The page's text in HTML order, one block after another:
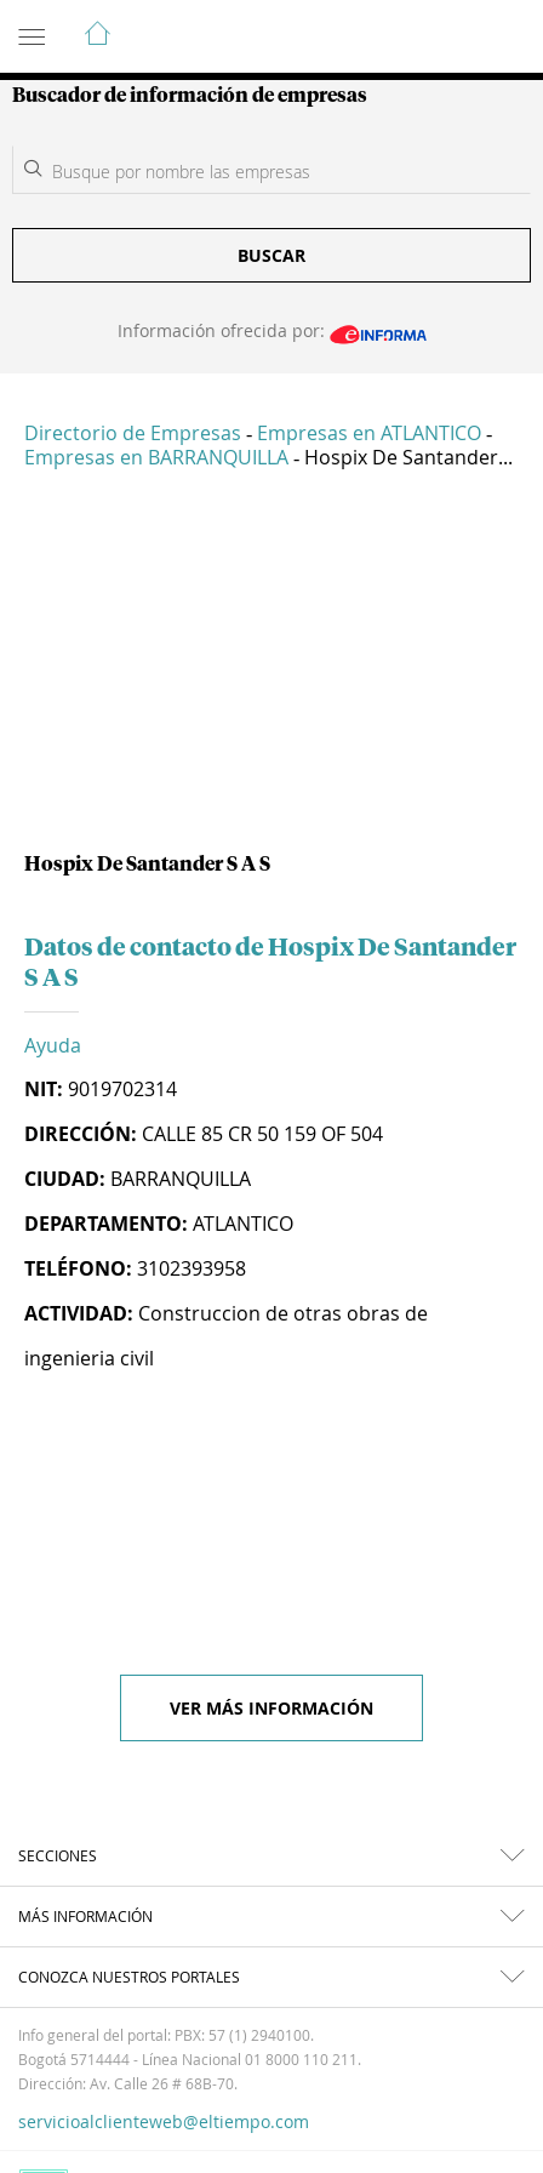
Guía de Empresas Colombianas
Buscador de información de empresas
BUSCAR
Información ofrecida por:
Directorio de Empresas - Empresas en ATLANTICO -
Empresas en BARRANQUILLA - Hospix De Santander...
Hospix De Santander S A S
Datos de contacto de Hospix De Santander
S A S
Ayuda
NIT: 9019702314
DIRECCIÓN: CALLE 85 CR 50 159 OF 504
CIUDAD: BARRANQUILLA
DEPARTAMENTO: ATLANTICO
TELÉFONO: 3102393958
ACTIVIDAD: Construccion de otras obras de
ingenieria civil
VER MÁS INFORMACIÓN
SECCIONES
MÁS INFORMACIÓN
CONOZCA NUESTROS PORTALES
Info general del portal: PBX: 57 (1) 2940100.
Bogotá 5714444 - Línea Nacional 01 8000 110 211.
Dirección: Av. Calle 26 # 68B-70.
servicioalclienteweb@eltiempo.com